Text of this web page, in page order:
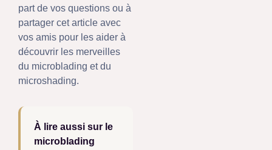
part de vos questions ou à
partager cet article avec
vos amis pour les aider à
découvrir les merveilles
du microblading et du
microshading.
À lire aussi sur le
microblading